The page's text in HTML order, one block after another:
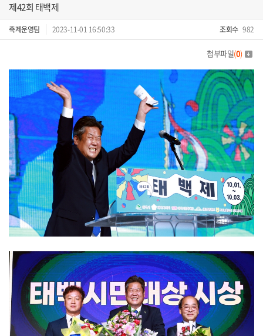
제42회 태백제
축제운영팀 2023-11-01 16:50:33 조회수 982
첨부파일(0)